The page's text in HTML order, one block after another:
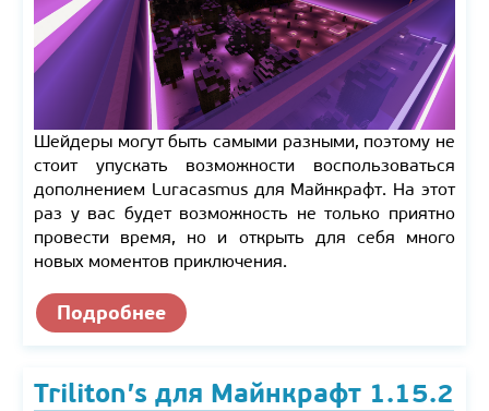
Шейдеры могут быть самыми разными, поэтому не
стоит упускать возможности воспользоваться
дополнением Luracasmus для Майнкрафт. На этот
раз у вас будет возможность не только приятно
провести время, но и открыть для себя много
новых моментов приключения.
Подробнее
Triliton’s для Майнкрафт 1.15.2